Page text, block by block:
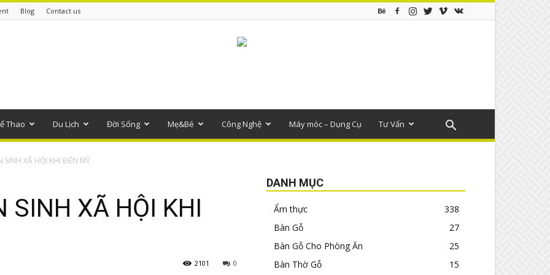
Blog Contact us
Thao Du Lịch Đời Sống Mẹ&Bé Công Nghệ Máy móc – Dụng Cụ Tư Vấn
SINH XÃ HỘI KHI ĐẾN MỸ
SINH XÃ HỘI KHI
0
2101
DANH MỤC
Ẩm thực
338
Bàn Gỗ
27
Bàn Gỗ Cho Phòng Ăn
25
Bàn Thờ Gỗ
15